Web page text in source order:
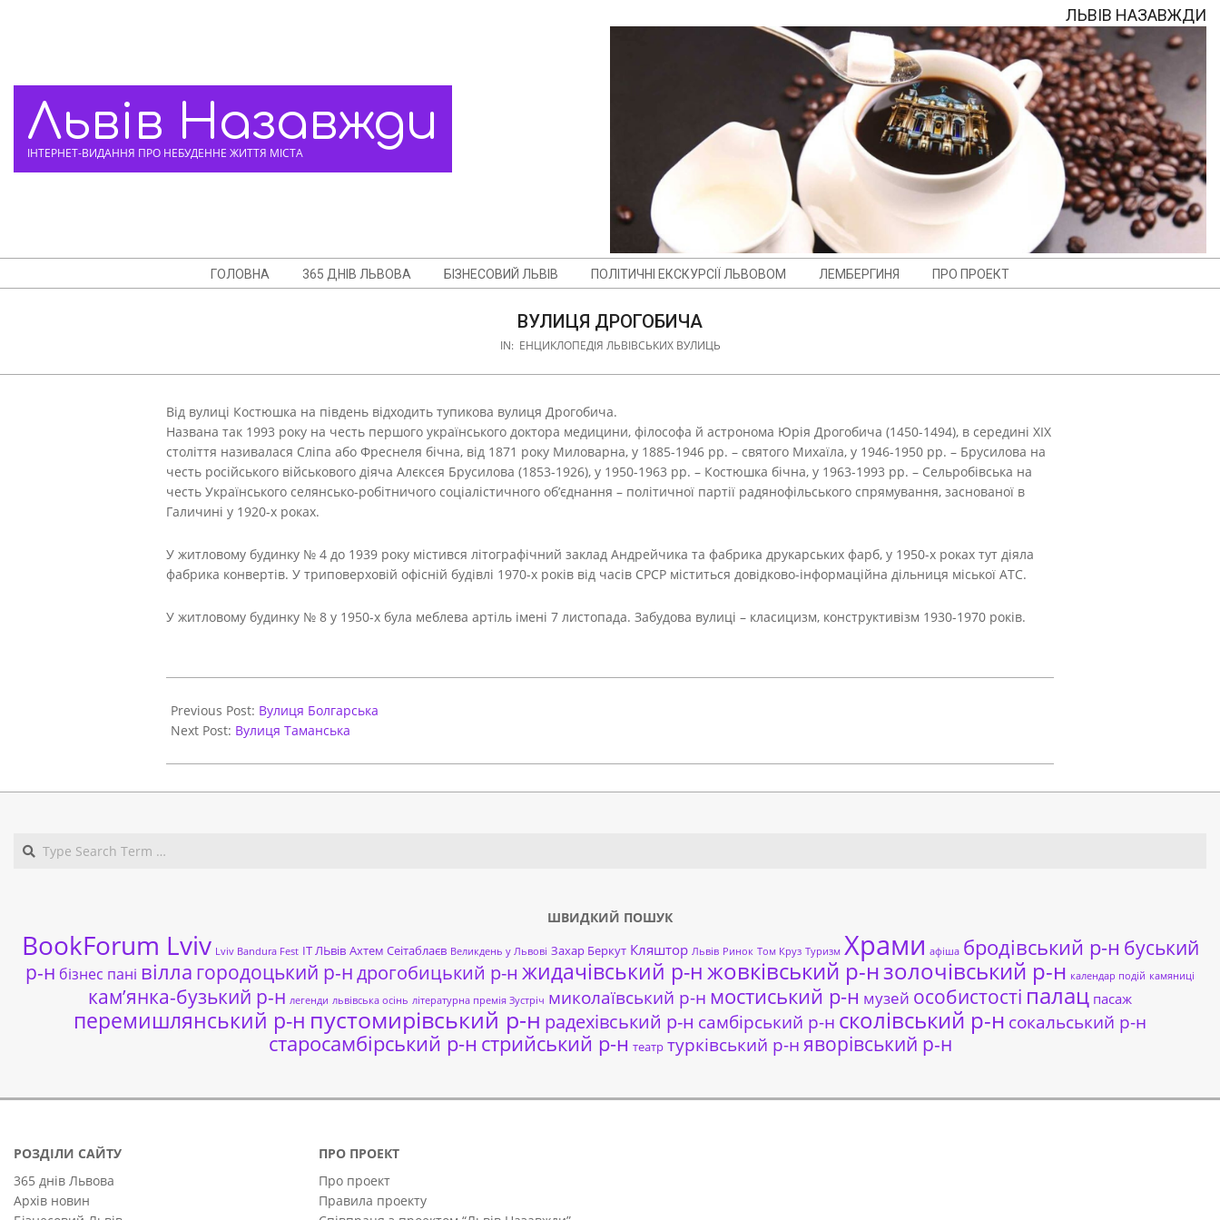
Львів Назавжди
ІНТЕРНЕТ-ВИДАННЯ ПРО НЕБУДЕННЕ ЖИТТЯ МІСТА
ЛЬВІВ НАЗАВЖДИ
Menu
ГОЛОВНА 365 ДНІВ ЛЬВОВА БІЗНЕСОВИЙ ЛЬВІВ ПОЛІТИЧНІ ЕКСКУРСІЇ ЛЬВОВОМ ЛЕМБЕРГИНЯ ПРО ПРОЕКТ
ВУЛИЦЯ ДРОГОБИЧА
IN: ЕНЦИКЛОПЕДІЯ ЛЬВІВСЬКИХ ВУЛИЦЬ
Від вулиці Костюшка на південь відходить тупикова вулиця Дрогобича.
Названа так 1993 року на честь першого українського доктора медицини, філософа й астронома Юрія Дрогобича (1450-1494), в середині XIX
століття називалася Сліпа або Фреснеля бічна, від 1871 року Миловарна, у 1885-1946 рр. – святого Михаїла, у 1946-1950 рр. – Брусилова на
честь російського військового діяча Алєксєя Брусилова (1853-1926), у 1950-1963 рр. – Костюшка бічна, у 1963-1993 рр. – Сельробівська на
честь Українського селянсько-робітничого соціалістичного об’єднання – політичної партії радянофільського спрямування, заснованої в
Галичині у 1920-х роках.
У житловому будинку № 4 до 1939 року містився літографічний заклад Андрейчика та фабрика друкарських фарб, у 1950-х роках тут діяла
фабрика конвертів. У триповерховій офісній будівлі 1970-х років від часів СРСР міститься довідково-інформаційна дільниця міської АТС.
У житловому будинку № 8 у 1950-х була меблева артіль імені 7 листопада. Забудова вулиці – класицизм, конструктивізм 1930-1970 років.
05-
31
Previous Post: Вулиця Болгарська
Next Post: Вулиця Таманська
ШВИДКИЙ ПОШУК
BookForum Lviv Lviv Bandura Fest ІТ ЛЬвів Ахтем Сеітаблаєв Великдень у Львові Захар Беркут Кляштор Львів Ринок Том Круз Туризм Храми афіша бродівський р-н буський
р-н бізнес пані вілла городоцький р-ндрогобицький р-н жидачівський р-нжовківський р-нзолочівський р-н календар подій камяниці
кам’янка-бузький р-н легенди львівська осінь літературна премія Зустріч миколаївський р-н мостиський р-н музей особистості палац пасаж
перемишлянський р-н пустомирівський р-н радехівський р-н самбірський р-н сколівський р-н сокальський р-н
старосамбірський р-н стрийський р-н театр турківський р-н яворівський р-н
РОЗДІЛИ САЙТУ
365 днів Львова
Архів новин
ПРО ПРОЕКТ
Про проект
Правила проекту